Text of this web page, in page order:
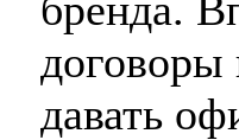
договоры
давать